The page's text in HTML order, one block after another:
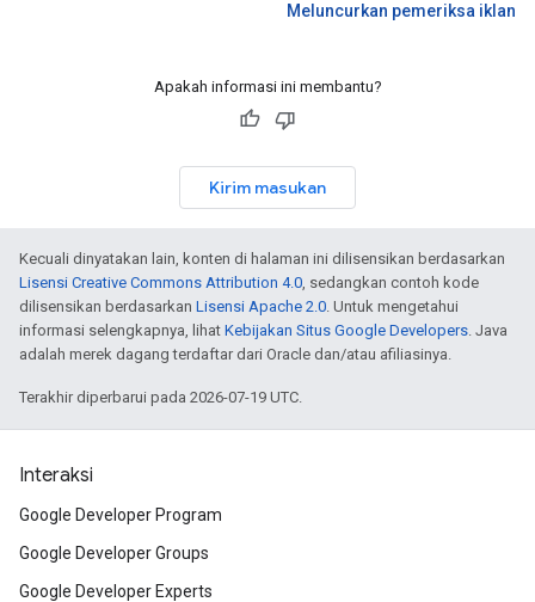
Meluncurkan pemeriksa iklan
Apakah informasi ini membantu?
Kirim masukan
Kecuali dinyatakan lain, konten di halaman ini dilisensikan berdasarkan
Lisensi Creative Commons Attribution 4.0, sedangkan contoh kode
dilisensikan berdasarkan Lisensi Apache 2.0. Untuk mengetahui
informasi selengkapnya, lihat Kebijakan Situs Google Developers. Java
adalah merek dagang terdaftar dari Oracle dan/atau afiliasinya.
Terakhir diperbarui pada 2026-07-19 UTC.
Interaksi
Google Developer Program
Google Developer Groups
Google Developer Experts